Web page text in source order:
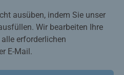
ausüben, indem Sie unser
Wir bearbeiten Ihre
erforderlichen
E-Mail.